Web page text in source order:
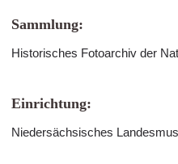
Sammlung:
Historisches Fotoarchiv der
Einrichtung:
Niedersächsisches